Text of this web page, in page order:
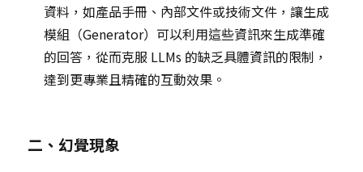
資料，如產品手冊、內部文件或技術文件，讓生成
模組（Generator）可以利用這些資訊來生成準確
的回答，從而克服 LLMs 的缺乏具體資訊的限制，
達到更專業且精確的互動效果。
二、幻覺現象